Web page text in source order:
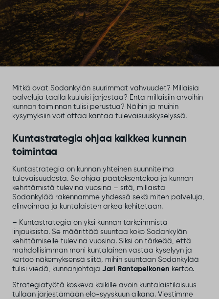
Mitkä ovat Sodankylän suurimmat vahvuudet? Millaisia
palveluja täällä kuuluisi järjestää? Entä millaisiin arvoihin
kunnan toiminnan tulisi perustua? Näihin ja muihin
kysymyksiin voit ottaa kantaa tulevaisuuskyselyssä.
Kuntastrategia ohjaa kaikkea kunnan
toimintaa
Kuntastrategia on kunnan yhteinen suunnitelma
tulevaisuudesta. Se ohjaa päätöksentekoa ja kunnan
kehittämistä tulevina vuosina – sitä, millaista
Sodankylää rakennamme yhdessä sekä miten palveluja,
elinvoimaa ja kuntalaisten arkea kehitetään.
– Kuntastrategia on yksi kunnan tärkeimmistä
linjauksista. Se määrittää suuntaa koko Sodankylän
kehittämiselle tulevina vuosina. Siksi on tärkeää, että
mahdollisimman moni kuntalainen vastaa kyselyyn ja
kertoo näkemyksensä siitä, mihin suuntaan Sodankylää
tulisi viedä, kunnanjohtaja Jari Rantapelkonen kertoo.
Strategiatyötä koskeva kaikille avoin kuntalaistilaisuus
tullaan järjestämään elo-syyskuun aikana. Viestimme